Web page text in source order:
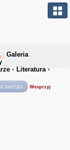
Galeria
• Literatura•
wersja Wesprzyj